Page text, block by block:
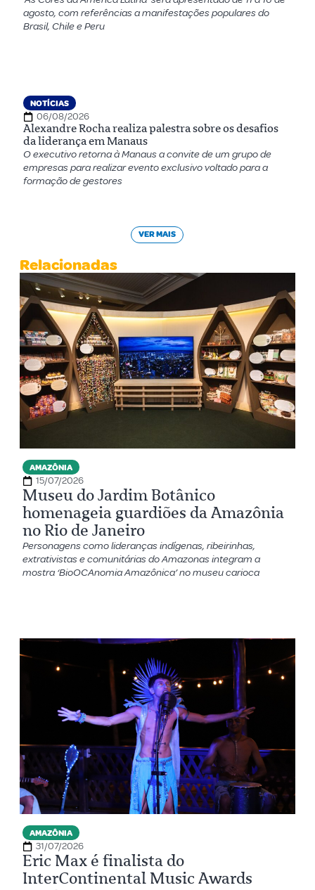
agosto, com referências a manifestações populares do
Brasil, Chile e Peru
NOTÍCIAS
06/08/2026
Alexandre Rocha realiza palestra sobre os desafios
da liderança em Manaus
O executivo retorna à Manaus a convite de um grupo de
empresas para realizar evento exclusivo voltado para a
formação de gestores
VER MAIS
Relacionadas
AMAZÔNIA
15/07/2026
Museu do Jardim Botânico
homenageia guardiões da Amazônia
no Rio de Janeiro
Personagens como lideranças indígenas, ribeirinhas,
extrativistas e comunitárias do Amazonas integram a
mostra ‘BioOCAnomia Amazônica’ no museu carioca
AMAZÔNIA
31/07/2026
Eric Max é finalista do
InterContinental Music Awards